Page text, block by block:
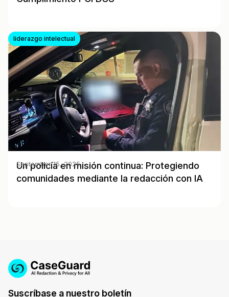
liderazgo intelectual
Un policía en misión continua: Protegiendo
comunidades mediante la redacción con IA
September 15, 2025
Suscríbase a nuestro boletín